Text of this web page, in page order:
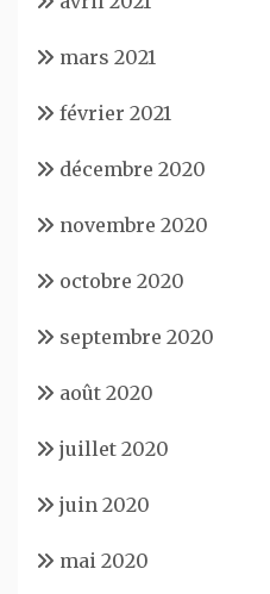
mars 2021
février 2021
décembre 2020
novembre 2020
octobre 2020
septembre 2020
août 2020
juillet 2020
juin 2020
mai 2020